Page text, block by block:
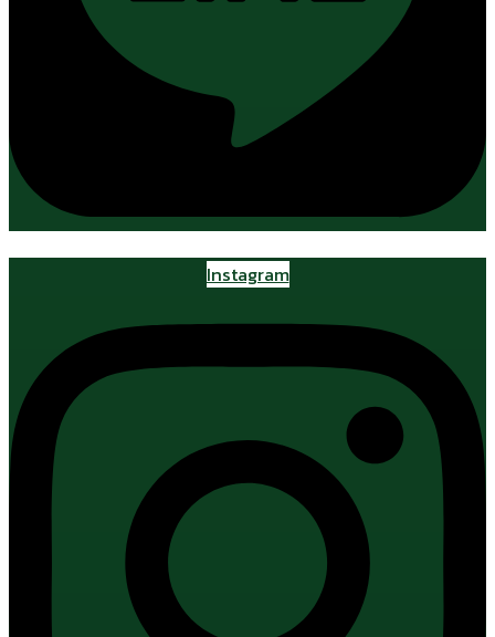
Instagram